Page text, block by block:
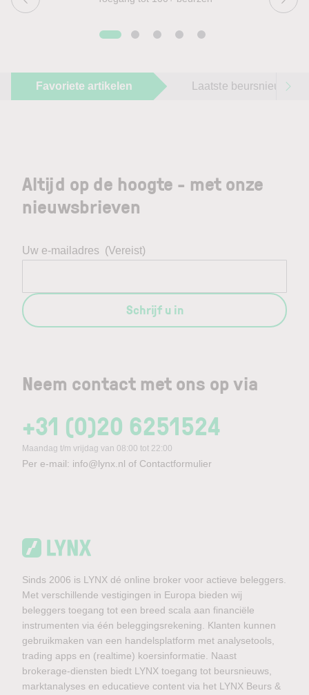
Favoriete artikelen Laatste beursnieuws
Neem contact met ons op via
+31 (0)20 6251524
Maandag t/m vrijdag van 08:00 tot 22:00
Per e-mail: info@lynx.nl of Contactformulier
Altijd op de hoogte - met onze
nieuwsbrieven
Uw e-mailadres (Vereist)
Schrijf u in
Sinds 2006 is LYNX dé online broker voor actieve beleggers.
Met verschillende vestigingen in Europa bieden wij
beleggers toegang tot een breed scala aan financiële
instrumenten via één beleggingsrekening. Klanten kunnen
gebruikmaken van een handelsplatform met analysetools,
trading apps en (realtime) koersinformatie. Naast
brokerage-diensten biedt LYNX toegang tot beursnieuws,
marktanalyses en educatieve content via het LYNX Beurs &